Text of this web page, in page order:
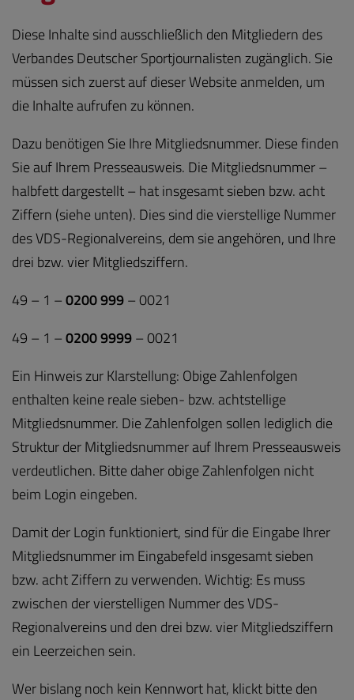
Diese Inhalte sind ausschließlich den Mitgliedern des
Verbandes Deutscher Sportjournalisten zugänglich. Sie
müssen sich zuerst auf dieser Website anmelden, um
die Inhalte aufrufen zu können.
Dazu benötigen Sie Ihre Mitgliedsnummer. Diese finden
Sie auf Ihrem Presseausweis. Die Mitgliedsnummer –
halbfett dargestellt – hat insgesamt sieben bzw. acht
Ziffern (siehe unten). Dies sind die vierstellige Nummer
des VDS-Regionalvereins, dem sie angehören, und Ihre
drei bzw. vier Mitgliedsziffern.
49 – 1 –0200 999– 0021
49 – 1 –0200 9999– 0021
Ein Hinweis zur Klarstellung: Obige Zahlenfolgen
enthalten keine reale sieben- bzw. achtstellige
Mitgliedsnummer. Die Zahlenfolgen sollen lediglich die
Struktur der Mitgliedsnummer auf Ihrem Presseausweis
verdeutlichen. Bitte daher obige Zahlenfolgen nicht
beim Login eingeben.
Damit der Login funktioniert, sind für die Eingabe Ihrer
Mitgliedsnummer im Eingabefeld insgesamt sieben
bzw. acht Ziffern zu verwenden. Wichtig: Es muss
zwischen der vierstelligen Nummer des VDS-
Regionalvereins und den drei bzw. vier Mitgliedsziffern
ein Leerzeichen sein.
Wer bislang noch kein Kennwort hat, klickt bitte den